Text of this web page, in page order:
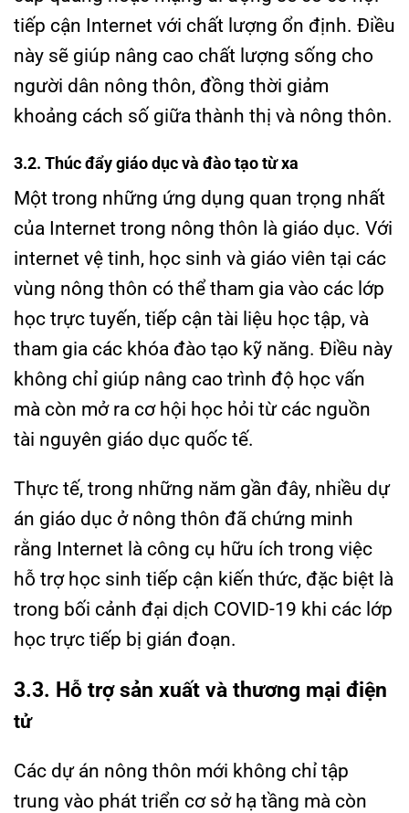
tiếp cận Internet với chất lượng ổn định. Điều
này sẽ giúp nâng cao chất lượng sống cho
người dân nông thôn, đồng thời giảm
khoảng cách số giữa thành thị và nông thôn.
3.2. Thúc đẩy giáo dục và đào tạo từ xa
Một trong những ứng dụng quan trọng nhất
của Internet trong nông thôn là giáo dục. Với
internet vệ tinh, học sinh và giáo viên tại các
vùng nông thôn có thể tham gia vào các lớp
học trực tuyến, tiếp cận tài liệu học tập, và
tham gia các khóa đào tạo kỹ năng. Điều này
không chỉ giúp nâng cao trình độ học vấn
mà còn mở ra cơ hội học hỏi từ các nguồn
tài nguyên giáo dục quốc tế.
Thực tế, trong những năm gần đây, nhiều dự
án giáo dục ở nông thôn đã chứng minh
rằng Internet là công cụ hữu ích trong việc
hỗ trợ học sinh tiếp cận kiến thức, đặc biệt là
trong bối cảnh đại dịch COVID-19 khi các lớp
học trực tiếp bị gián đoạn.
3.3. Hỗ trợ sản xuất và thương mại điện
tử
Các dự án nông thôn mới không chỉ tập
trung vào phát triển cơ sở hạ tầng mà còn